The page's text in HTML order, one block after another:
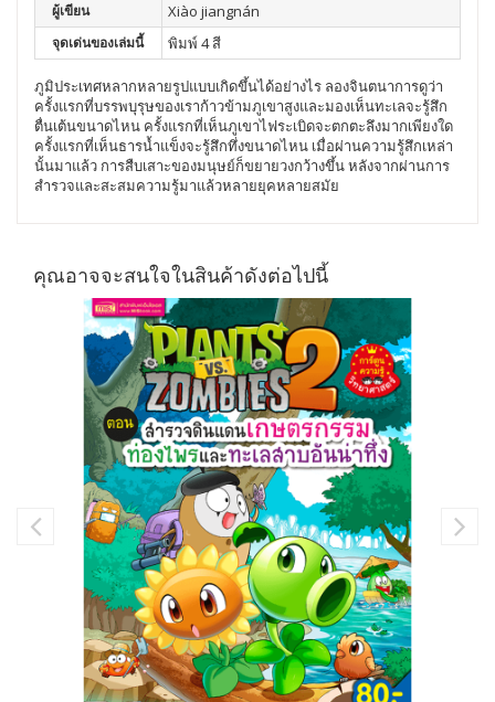
ผู้เขียน Xiào jiangnán
จุดเด่นของเล่มนี้ พิมพ์ 4 สี
ภูมิประเทศหลากหลายรูปแบบเกิดขึ้นได้อย่างไร ลองจินตนาการดูว่า
ครั้งแรกที่บรรพบุรุษของเราก้าวข้ามภูเขาสูงและมองเห็นทะเลจะรู้สึก
ตื่นเต้นขนาดไหน ครั้งแรกที่เห็นภูเขาไฟระเบิดจะตกตะลึงมากเพียงใด
ครั้งแรกที่เห็นธารน้ำแข็งจะรู้สึกทึ่งขนาดไหน เมื่อผ่านความรู้สึกเหล่า
นั้นมาแล้ว การสืบเสาะของมนุษย์ก็ขยายวงกว้างขึ้น หลังจากผ่านการ
สำรวจและสะสมความรู้มาแล้วหลายยุคหลายสมัย
คุณอาจจะสนใจในสินค้าดังต่อไปนี้